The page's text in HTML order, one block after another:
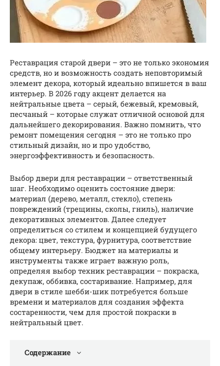
Реставрация старой двери – это не только экономия
средств, но и возможность создать неповторимый
элемент декора, который идеально впишется в ваш
интерьер. В 2026 году акцент делается на
нейтральные цвета – серый, бежевый, кремовый,
песчаный – которые служат отличной основой для
дальнейшего декорирования. Важно помнить, что
ремонт помещения сегодня – это не только про
стильный дизайн, но и про удобство,
энергоэффективность и безопасность.
Выбор двери для реставрации – ответственный
шаг. Необходимо оценить состояние двери:
материал (дерево, металл, стекло), степень
повреждений (трещины, сколы, гниль), наличие
декоративных элементов. Далее следует
определиться со стилем и концепцией будущего
декора: цвет, текстура, фурнитура, соответствие
общему интерьеру. Бюджет на материалы и
инструменты также играет важную роль,
определяя выбор техник реставрации – покраска,
декупаж, оббивка, состаривание. Например, для
двери в стиле шебби-шик потребуется больше
времени и материалов для создания эффекта
состаренности, чем для простой покраски в
нейтральный цвет.
Содержание